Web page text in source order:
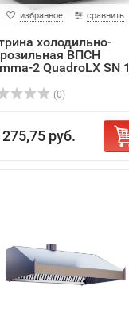
избранное сравнить
холодильно-
ВПСН
2 QuadroLX SN
(0)
руб.